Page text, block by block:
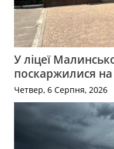
У ліцеї
поскаржилися
Четвер, 6 Серпня, 2026